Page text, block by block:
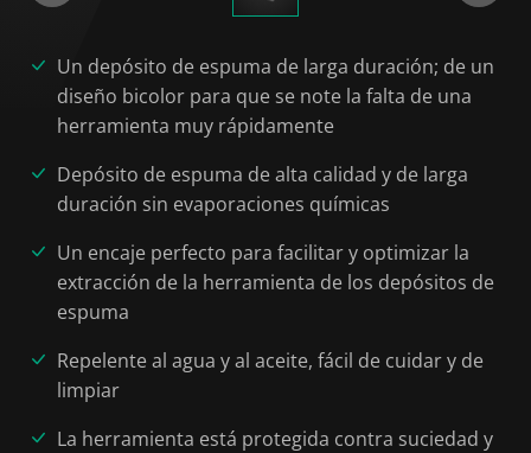
Un depósito de espuma de larga duración; de un
diseño bicolor para que se note la falta de una
herramienta muy rápidamente
Depósito de espuma de alta calidad y de larga
duración sin evaporaciones químicas
Un encaje perfecto para facilitar y optimizar la
extracción de la herramienta de los depósitos de
espuma
Repelente al agua y al aceite, fácil de cuidar y de
limpiar
La herramienta está protegida contra suciedad y